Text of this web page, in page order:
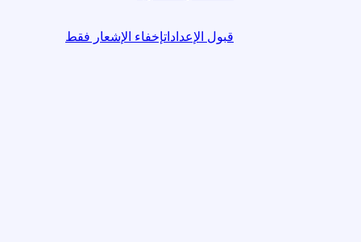
قبول الإعداداتإخفاء الإشعار فقط